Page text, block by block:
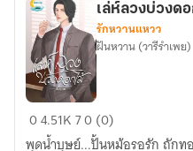
เล่ห์
ลวง
เล่ห์ลวงบ่วงดอ
รักหวานแหวว
ฝันหวาน (วารีรำเพย)
04.51K70 (0)
พุดน้ำบุษย์...ปั้นหม้อรอรัก ถักท